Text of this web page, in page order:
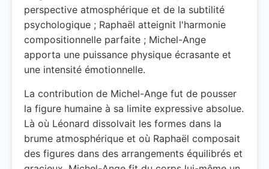
perspective atmosphérique et de la subtilité
psychologique ; Raphaël atteignit l'harmonie
compositionnelle parfaite ; Michel-Ange
apporta une puissance physique écrasante et
une intensité émotionnelle.
La contribution de Michel-Ange fut de pousser
la figure humaine à sa limite expressive absolue.
Là où Léonard dissolvait les formes dans la
brume atmosphérique et où Raphaël composait
des figures dans des arrangements équilibrés et